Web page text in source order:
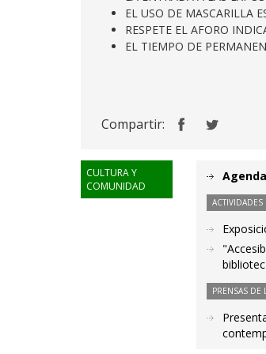
EL USO DE MASCARILLA
RESPETE EL AFORO
EL TIEMPO DE
Compartir:
CULTURA Y
COMUNIDAD
ACTIVIDADES
PRENSAS DE